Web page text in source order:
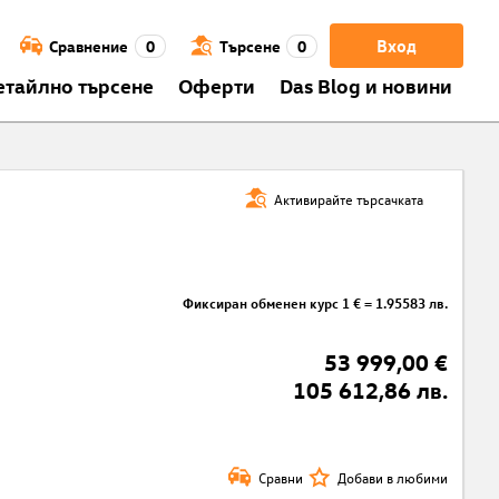
Вход
Сравнение 0 Търсене 0
търсене Оферти Das Blog и новини
Активирайте търсачката
Фиксиран обменен курс 1 € = 1.95583 лв.
53 999,00 €
105 612,86 лв.
Сравни Добави в любими